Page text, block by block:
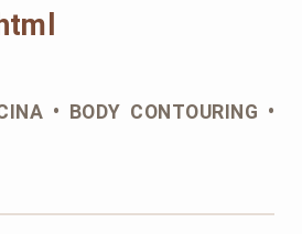
• BODY CONTOURING •